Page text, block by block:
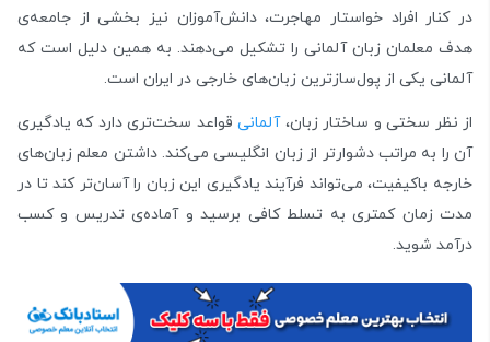
در کنار افراد خواستار مهاجرت، دانش‌آموزان نیز بخشی از جامعه‌ی
هدف معلمان زبان آلمانی را تشکیل می‌دهند. به همین دلیل است که
آلمانی یکی از پول‌سازترین زبان‌های خارجی در ایران است.
از نظر سختی و ساختار زبان،آلمانیقواعد سخت‌تری دارد که یادگیری
آن را به مراتب دشوارتر از زبان انگلیسی می‌کند. داشتن معلم زبان‌های
خارجه باکیفیت، می‌تواند فرآیند یادگیری این زبان را آسان‌تر کند تا در
مدت زمان کمتری به تسلط کافی برسید و آماده‌ی تدریس و کسب
درآمد شوید.